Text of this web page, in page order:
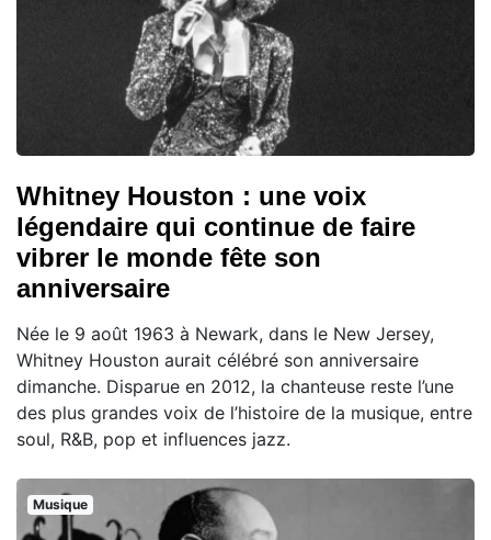
Whitney Houston : une voix
légendaire qui continue de faire
vibrer le monde fête son
anniversaire
Née le 9 août 1963 à Newark, dans le New Jersey,
Whitney Houston aurait célébré son anniversaire
dimanche. Disparue en 2012, la chanteuse reste l’une
des plus grandes voix de l’histoire de la musique, entre
soul, R&B, pop et influences jazz.
Musique